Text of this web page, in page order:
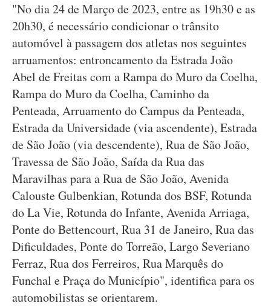
"No dia 24 de Março de 2023, entre as 19h30 e as
20h30, é necessário condicionar o trânsito
automóvel à passagem dos atletas nos seguintes
arruamentos: entroncamento da Estrada João
Abel de Freitas com a Rampa do Muro da Coelha,
Rampa do Muro da Coelha, Caminho da
Penteada, Arruamento do Campus da Penteada,
Estrada da Universidade (via ascendente), Estrada
de São João (via descendente), Rua de São João,
Travessa de São João, Saída da Rua das
Maravilhas para a Rua de São João, Avenida
Calouste Gulbenkian, Rotunda dos BSF, Rotunda
do La Vie, Rotunda do Infante, Avenida Arriaga,
Ponte do Bettencourt, Rua 31 de Janeiro, Rua das
Dificuldades, Ponte do Torreão, Largo Severiano
Ferraz, Rua dos Ferreiros, Rua Marquês do
Funchal e Praça do Município", identifica para os
automobilistas se orientarem.